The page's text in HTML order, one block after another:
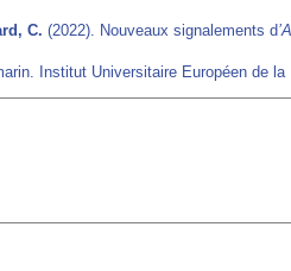
C. (2022). Nouveaux signalements d
Institut Universitaire Européen de